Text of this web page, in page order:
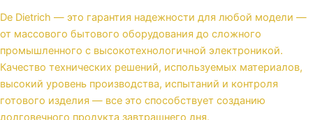
De Dietrich — это гарантия надежности для любой модели —
от массового бытового оборудования до сложного
промышленного с высокотехнологичной электроникой.
Качество технических решений, используемых материалов,
высокий уровень производства, испытаний и контроля
готового изделия — все это способствует созданию
долговечного продукта завтрашнего дня.